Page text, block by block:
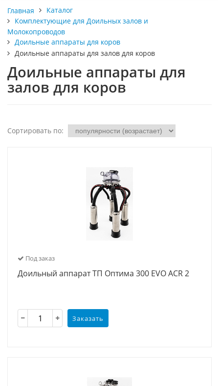
Главная
Каталог
Комплектующие для Доильных залов и
Молокопроводов
Доильные аппараты для коров
Доильные аппараты для залов для коров
Доильные аппараты для
залов для коров
Сортировать по:
Под заказ
Доильный аппарат ТП Оптима 300 EVO ACR 2
Заказать